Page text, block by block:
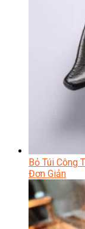
Bỏ Túi Công
Đơn Giản